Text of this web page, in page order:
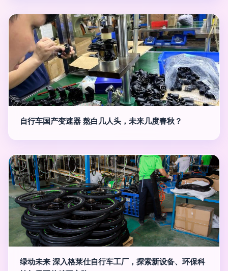
自行车国产变速器 熬白几人头，未来几度春秋？
绿动未来 深入格莱仕自行车工厂，探索新设备、环保科